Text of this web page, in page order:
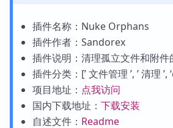
插件名称：Nuke Orphans
插件作者：Sandorex
插件说明：清理孤立文件和附件
插件分类：[’ 文件管理 ’, ’ 清理
项目地址： 点我访问
国内下载地址： 下载安装
自述文件： Readme